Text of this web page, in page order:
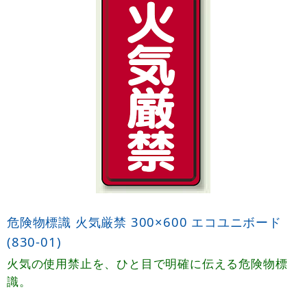
危険物標識 火気厳禁 300×600 エコユニボード
(830-01)
火気の使用禁止を、ひと目で明確に伝える危険物標
識。